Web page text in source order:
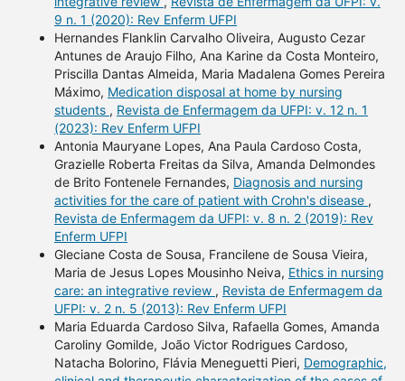
9 n. 1 (2020): Rev Enferm UFPI
Hernandes Flanklin Carvalho Oliveira, Augusto Cezar
Antunes de Araujo Filho, Ana Karine da Costa Monteiro,
Priscilla Dantas Almeida, Maria Madalena Gomes Pereira
Máximo, Medication disposal at home by nursing
students , Revista de Enfermagem da UFPI: v. 12 n. 1
(2023): Rev Enferm UFPI
Antonia Mauryane Lopes, Ana Paula Cardoso Costa,
Grazielle Roberta Freitas da Silva, Amanda Delmondes
de Brito Fontenele Fernandes, Diagnosis and nursing
activities for the care of patient with Crohn's disease ,
Revista de Enfermagem da UFPI: v. 8 n. 2 (2019): Rev
Enferm UFPI
Gleciane Costa de Sousa, Francilene de Sousa Vieira,
Maria de Jesus Lopes Mousinho Neiva, Ethics in nursing
care: an integrative review , Revista de Enfermagem da
UFPI: v. 2 n. 5 (2013): Rev Enferm UFPI
Maria Eduarda Cardoso Silva, Rafaella Gomes, Amanda
Caroliny Gomilde, João Victor Rodrigues Cardoso,
Natacha Bolorino, Flávia Meneguetti Pieri, Demographic,